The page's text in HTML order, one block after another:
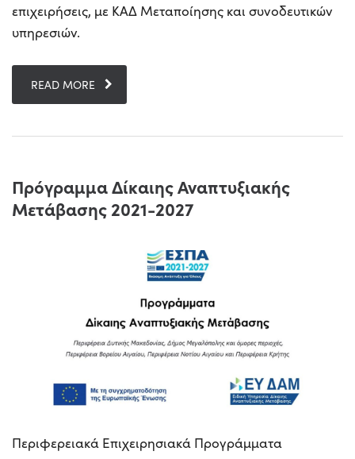
επιχειρήσεις, με ΚΑΔ Μεταποίησης και συνοδευτικών
υπηρεσιών.
READ MORE
Πρόγραμμα Δίκαιης Αναπτυξιακής
Μετάβασης 2021-2027
Περιφερειακά Επιχειρησιακά Προγράμματα